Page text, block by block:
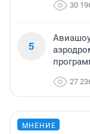
30
5
27
МНЕНИЕ